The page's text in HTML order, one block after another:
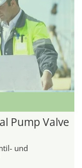
Pump Valve
und